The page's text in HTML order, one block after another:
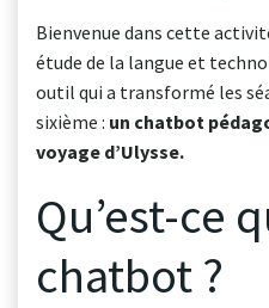
Bienvenue dans cette
étude de la langue et
outil qui a transformé les
sixième : un chatbot
voyage d’Ulysse.
Qu’est-ce
chatbot ?